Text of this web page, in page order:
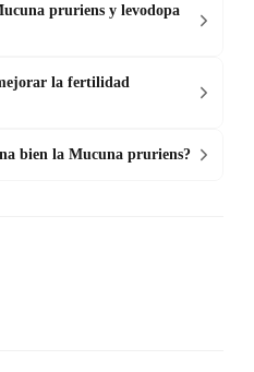
pruriens y levodopa
la fertilidad
bien la Mucuna pruriens?